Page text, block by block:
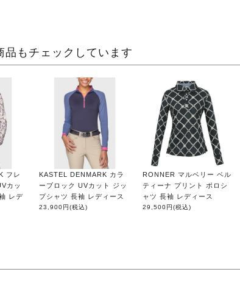
もチェックしています
フレ
カッ
レデ
KASTEL DENMARK カラ
ーブロック UVカット ジッ
プシャツ 長袖 レディース
23,900円(税込)
RONNER マルベリー ベル
ティーナ プリント ポロシ
ャツ 長袖 レディース
29,500円(税込)